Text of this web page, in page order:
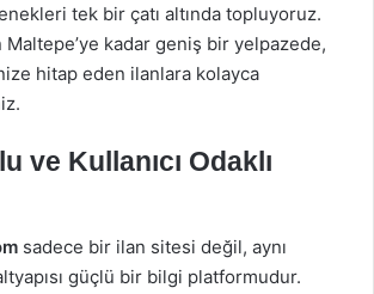
tek bir çatı altında topluyoruz.
Maltepe’ye kadar geniş bir yelpazede,
hitap eden ilanlara kolayca
ve Kullanıcı Odaklı
sadece bir ilan sitesi değil, aynı
güçlü bir bilgi platformudur.